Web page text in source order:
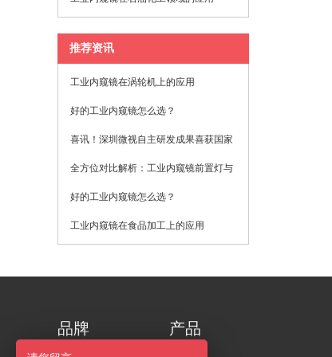
推荐资讯
工业内窥镜在涡轮机上的应用
好的工业内窥镜怎么选？
喜讯！深圳微视自主研发成果喜获国家
发明专利！
全方位对比解析：工业内窥镜前置灯与
后置灯的选择与应用 原创 深圳微视光
电 微视光电工业内窥镜 2025年08月12
好的工业内窥镜怎么选？
工业内窥镜在食品加工‌上的应用
品牌 产品